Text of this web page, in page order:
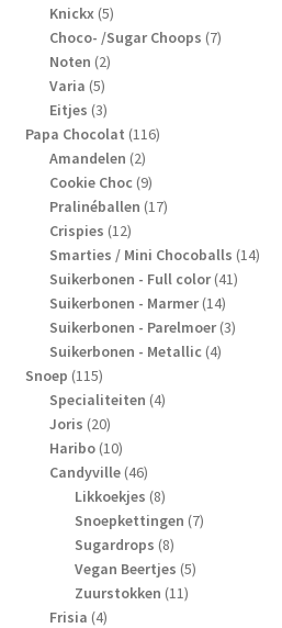
Knickx 55
producten
Choco- /Sugar Choops 77
Noten 22
Varia 55
producten
Eitjes 33
producten
Papa Chocolat 116116
Amandelen 22
producten
Cookie Choc 99
producten
Pralinéballen 1717
Crispies 1212
producten
Smarties / Mini Chocoballs 1414
Suikerbonen - Full color 4141
Suikerbonen - Marmer 1414
producten
Suikerbonen - Parelmoer 33
Suikerbonen - Metallic 44
Snoep 115115
producten
Specialiteiten 44
Joris 2020
producten
Haribo 1010
producten
Candyville 4646
producten
Likkoekjes 88
producten
Snoepkettingen 77
Sugardrops 88
producten
Vegan Beertjes 55
Zuurstokken 1111
Frisia 44